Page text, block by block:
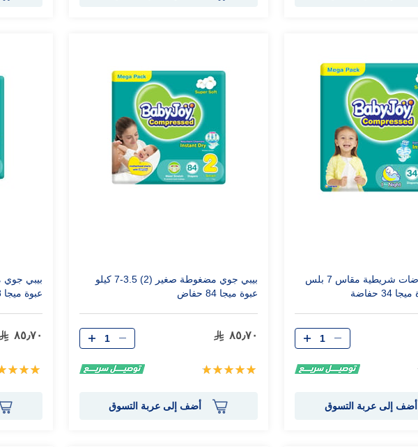
بيبي جوي حفاضات شريطية مقاس 7 بلس
الكمية
أضف إلى عربة التسوق
بيبي جوي مضغوطة صغير (2) 3.5-7 كيلو
عبوة ميجا 84 حفاض
٨٥٫٧٠
تقييم:
الكمية
أضف إلى عربة التسوق
عبوة ميجا 68 حفاض
٨٥٫٧٠
تقييم: